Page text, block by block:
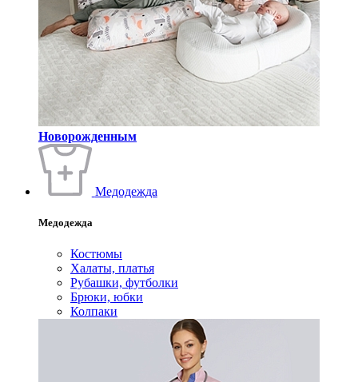
Новорожденным
Медодежда
Медодежда
Костюмы
Халаты, платья
Рубашки, футболки
Брюки, юбки
Колпаки